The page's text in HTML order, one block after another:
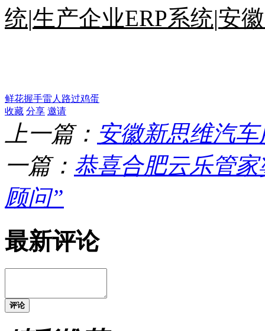
统|生产企业ERP系统|安
鲜花握手雷人 路过鸡蛋
收藏 分享 邀请
上一篇： 安徽新思维汽
一篇： 恭喜合肥云乐管
顾问”
最新评论
评论